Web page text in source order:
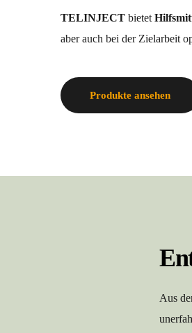
TELINJECT bietet
aber auch bei der Zielarbeit
Produkte ansehen
Aus